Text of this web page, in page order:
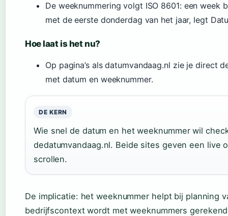
De weeknummering volgt ISO 8601: een week
met de eerste donderdag van het jaar, legt
Hoe laat is het nu?
Op pagina’s als datumvandaag.nl zie je direct
met datum en weeknummer.
DE KERN
Wie snel de datum en het weeknummer wil
dedatumvandaag.nl. Beide sites geven een live
scrollen.
De implicatie: het weeknummer helpt bij planning
bedrijfscontext wordt met weeknummers